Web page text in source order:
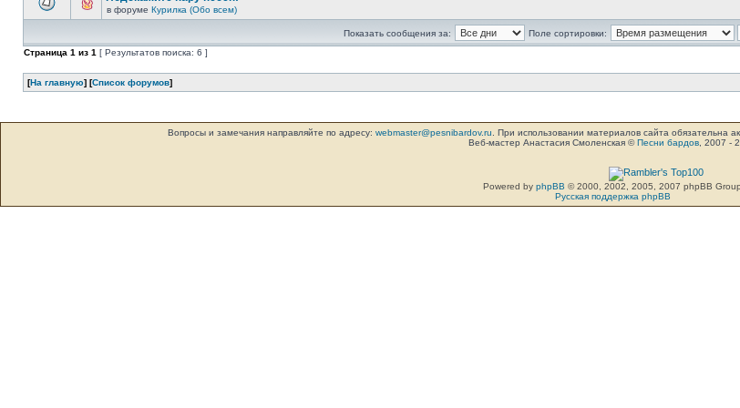
в форуме Курилка (Обо всем)
Показать сообщения за:
Поле сортировки:
Страница 1 из 1 [ Результатов поиска: 6 ]
[На главную] [Список форумов]
Вопросы и замечания направляйте по адресу: webmaster@pesnibardov.ru . При использовании материалов сайта обязательна
Веб-мастер Анастасия Смоленская ©Песни бардов , 2007 -
Powered by phpBB © 2000, 2002, 2005, 2007 phpBB Group
Русская поддержка phpBB